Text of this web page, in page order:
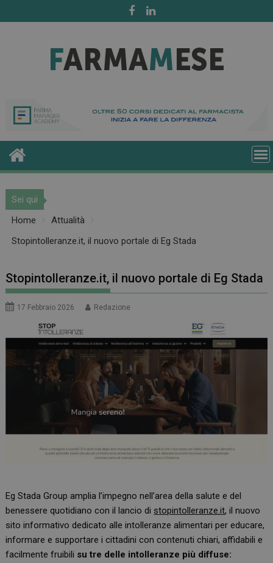
to
Sei qui
Home
Attualità
Stopintolleranze.it, il nuovo portale di Eg Stada
Stopintolleranze.it, il nuovo portale di Eg Stada
17 Febbraio 2026 Redazione
Eg Stada Group amplia l’impegno nell’area della salute e del
benessere quotidiano con il lancio di stopintolleranze.it, il nuovo
sito informativo dedicato alle intolleranze alimentari pereducare,
informare e supportare i cittadini concontenuti chiari, affidabili e
facilmente fruibili su tre delle intolleranze più diffuse: